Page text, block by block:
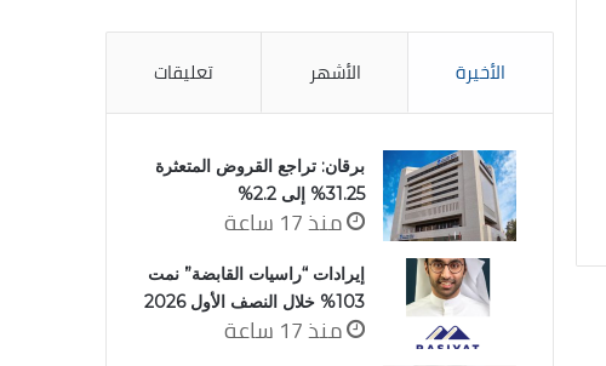
الأخيرة الأشهر تعليقات
برقان: تراجع القروض المتعثرة
31.25% إلى 2.2%
منذ 17 ساعة
إيرادات “راسيات القابضة” نمت
103% خلال النصف الأول 2026
منذ 17 ساعة